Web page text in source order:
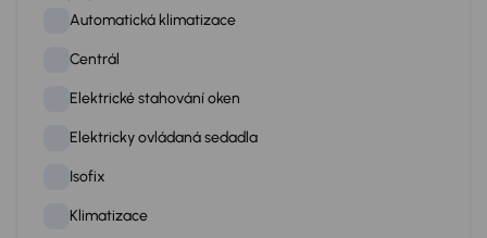
Hmotnosti
3 270 kg
Provozní
Automatická klimatizace
Centrál
Elektrické stahování oken
Elektricky ovládaná sedadla
Isofix
Klimatizace